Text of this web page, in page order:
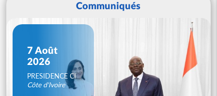
Communiqués
7 Août
2026
PRESIDENCE CI
Côte d'Ivoire